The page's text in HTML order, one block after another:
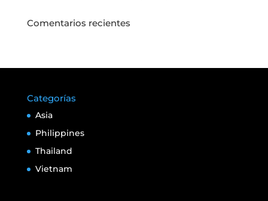
Comentarios recientes
Categorías
Asia
Philippines
Thailand
Vietnam